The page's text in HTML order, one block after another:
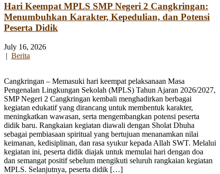
Hari Keempat MPLS SMP Negeri 2 Cangkringan:
Menumbuhkan Karakter, Kepedulian, dan Potensi
Peserta Didik
July 16, 2026
| Berita
Cangkringan – Memasuki hari keempat pelaksanaan Masa
Pengenalan Lingkungan Sekolah (MPLS) Tahun Ajaran 2026/2027,
SMP Negeri 2 Cangkringan kembali menghadirkan berbagai
kegiatan edukatif yang dirancang untuk membentuk karakter,
meningkatkan wawasan, serta mengembangkan potensi peserta
didik baru. Rangkaian kegiatan diawali dengan Sholat Dhuha
sebagai pembiasaan spiritual yang bertujuan menanamkan nilai
keimanan, kedisiplinan, dan rasa syukur kepada Allah SWT. Melalui
kegiatan ini, peserta didik diajak untuk memulai hari dengan doa
dan semangat positif sebelum mengikuti seluruh rangkaian kegiatan
MPLS. Selanjutnya, peserta didik […]